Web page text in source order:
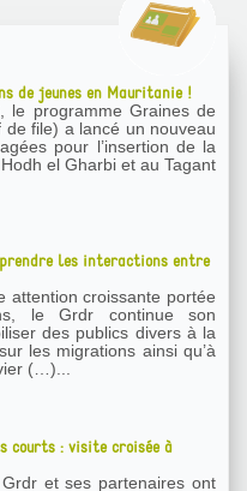
de jeunes en Mauritanie !
le programme Graines de
file) a lancé un nouveau
pour l’insertion de la
el Gharbi et au Tagant
les interactions entre
attention croissante portée
le Grdr continue son
des publics divers à la
les migrations ainsi qu’à
(…)...
courts : visite croisée à
et ses partenaires ont